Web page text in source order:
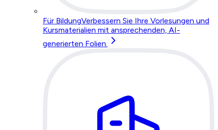
Für BildungVerbessern Sie Ihre Vorlesungen und
Kursmaterialien mit ansprechenden, AI-
generierten Folien.